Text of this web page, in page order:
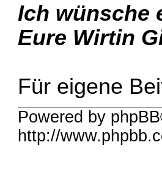
Ich wünsche
Eure Wirtin
Für eigene
Powered by
http://